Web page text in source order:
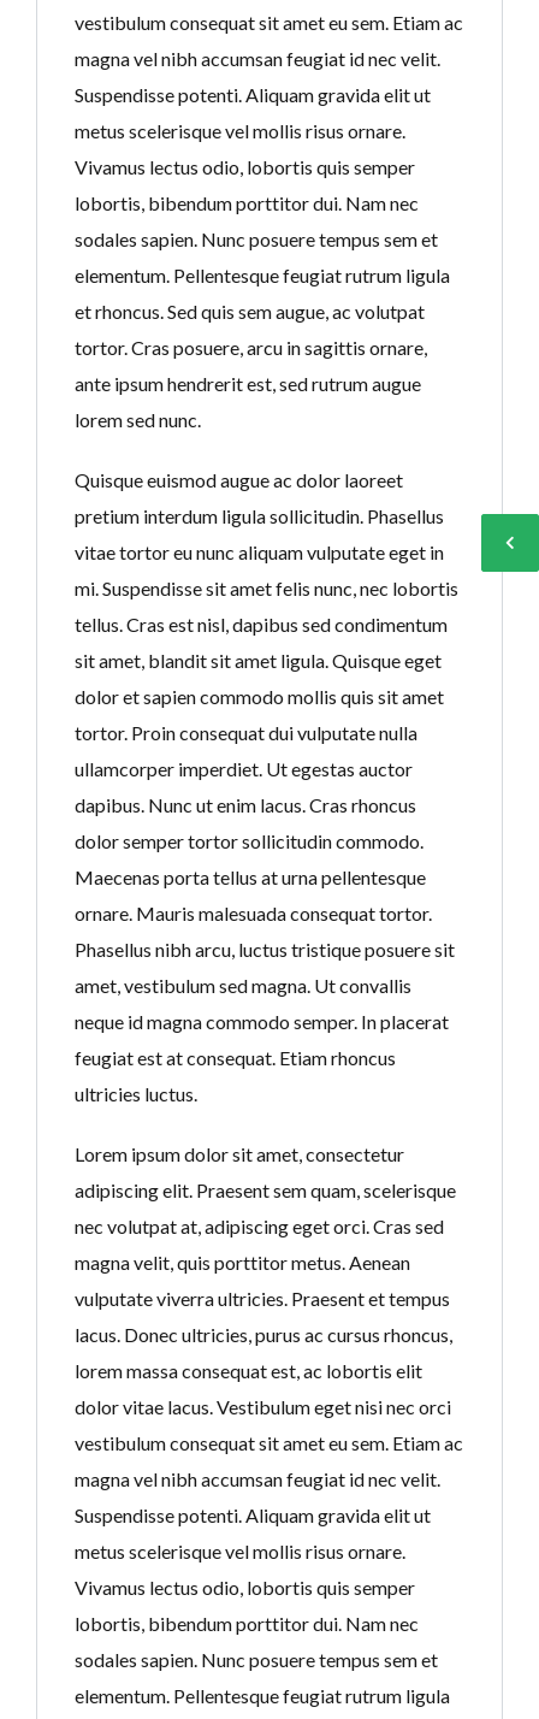
LOGIN
Lost your password?
vestibulum consequat sit amet eu sem. Etiam ac
magna vel nibh accumsan feugiat id nec velit.
Suspendisse potenti. Aliquam gravida elit ut
metus scelerisque vel mollis risus ornare.
Vivamus lectus odio, lobortis quis semper
lobortis, bibendum porttitor dui. Nam nec
sodales sapien. Nunc posuere tempus sem et
elementum. Pellentesque feugiat rutrum ligula
et rhoncus. Sed quis sem augue, ac volutpat
tortor. Cras posuere, arcu in sagittis ornare,
ante ipsum hendrerit est, sed rutrum augue
lorem sed nunc.
Quisque euismod augue ac dolor laoreet
pretium interdum ligula sollicitudin. Phasellus
vitae tortor eu nunc aliquam vulputate eget in
mi. Suspendisse sit amet felis nunc, nec lobortis
tellus. Cras est nisl, dapibus sed condimentum
sit amet, blandit sit amet ligula. Quisque eget
dolor et sapien commodo mollis quis sit amet
tortor. Proin consequat dui vulputate nulla
ullamcorper imperdiet. Ut egestas auctor
dapibus. Nunc ut enim lacus. Cras rhoncus
dolor semper tortor sollicitudin commodo.
Maecenas porta tellus at urna pellentesque
ornare. Mauris malesuada consequat tortor.
Phasellus nibh arcu, luctus tristique posuere sit
amet, vestibulum sed magna. Ut convallis
neque id magna commodo semper. In placerat
feugiat est at consequat. Etiam rhoncus
ultricies luctus.
Lorem ipsum dolor sit amet, consectetur
adipiscing elit. Praesent sem quam, scelerisque
nec volutpat at, adipiscing eget orci. Cras sed
magna velit, quis porttitor metus. Aenean
vulputate viverra ultricies. Praesent et tempus
lacus. Donec ultricies, purus ac cursus rhoncus,
lorem massa consequat est, ac lobortis elit
dolor vitae lacus. Vestibulum eget nisi nec orci
vestibulum consequat sit amet eu sem. Etiam ac
magna vel nibh accumsan feugiat id nec velit.
Suspendisse potenti. Aliquam gravida elit ut
metus scelerisque vel mollis risus ornare.
Vivamus lectus odio, lobortis quis semper
lobortis, bibendum porttitor dui. Nam nec
sodales sapien. Nunc posuere tempus sem et
elementum. Pellentesque feugiat rutrum ligula
LOGIN
Lost your password?